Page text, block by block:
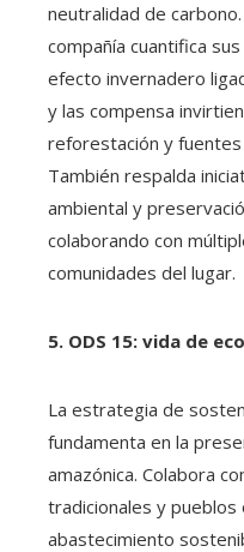
neutralidad de
compañía cuantifica
efecto invernadero
y las compensa
reforestación y
También respalda
ambiental y
colaborando con
comunidades del lugar.
5. ODS 15: vida de
La estrategia de
fundamenta en la
amazónica. Colabora
tradicionales y pueblos
abastecimiento